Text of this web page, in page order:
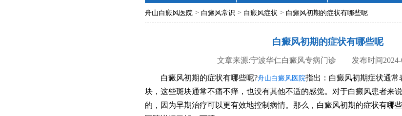
舟山白癜风医院 > 白癜风常识 > 白癜风症状 > 白癜风初期的症状有哪些呢
白癜风初期的症状有哪些呢
文章来源:宁波华仁白癜风专病门诊 发布时间2024-
白癜风初期的症状有哪些呢?舟山白癜风医院指出：白癜风初期症状通
块，这些斑块通常不痛不痒，也没有其他不适的感觉。对于白癜风患者来
的，因为早期治疗可以更有效地控制病情。那么，白癜风初期的症状有哪